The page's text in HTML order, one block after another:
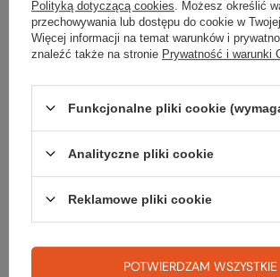
czy masz
TWOJA LISTA
Zerknij też na to:
Część serwisowa HACZYK
Polityką dotyczącą cookies . Możesz określić
przechowywania lub dostępu do cookie w
Więcej informacji na temat warunków i
znaleźć także na stronie Prywatność i warunki
Funkcjonalne pliki cookie
Analityczne pliki cookie
Reklamowe pliki cookie
POTWIERDZAM WSZYSTKIE